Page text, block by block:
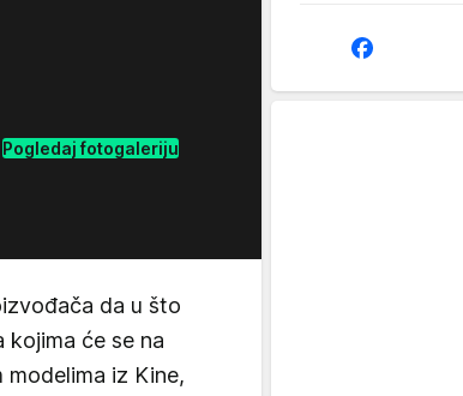
Pogledaj fotogaleriju
da u što
će se na
iz Kine,